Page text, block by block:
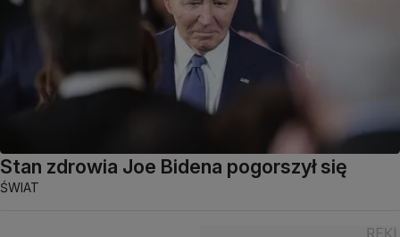
Stan zdrowia Joe Bidena pogorszył się
ŚWIAT